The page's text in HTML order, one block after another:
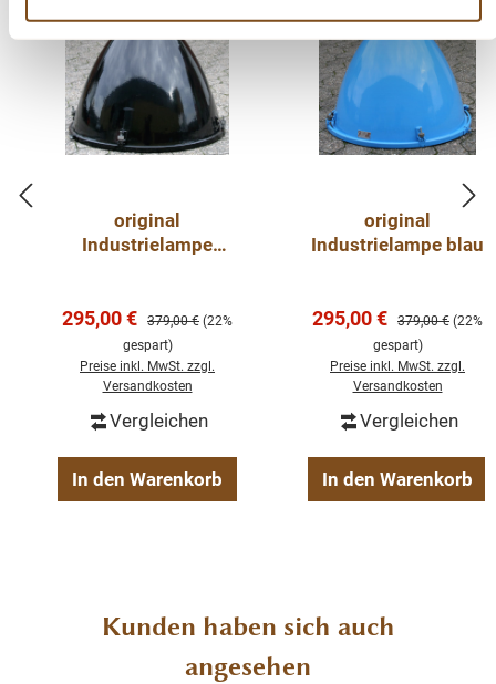
werden und funktionieren mit handelsüblichen Glühbirnen.
Durchmesser: ca. 55 cm ; Höhe: ca. 60 cm
original
Industrielampe
Verkaufspreis:
295,00 € Regulärer Preis:
379,00 € (22%
gespart)
Preise inkl. MwSt. zzgl.
Versandkosten
Vergleichen
In den Warenkorb
original
Industrielampe blau
Verkaufspreis:
295,00 € Regulärer Preis:
379,00 € (22%
gespart)
Preise inkl. MwSt. zzgl.
Versandkosten
Vergleichen
In den Warenkorb
Produktgalerie überspringen
Kunden haben sich auch
angesehen